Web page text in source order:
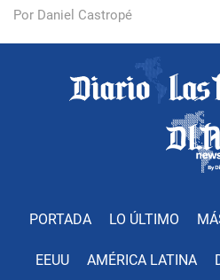
Por Daniel Castropé
PORTADA LO ÚLTIMO
EEUU AMÉRICA LATINA